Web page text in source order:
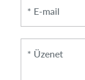
Üzenet